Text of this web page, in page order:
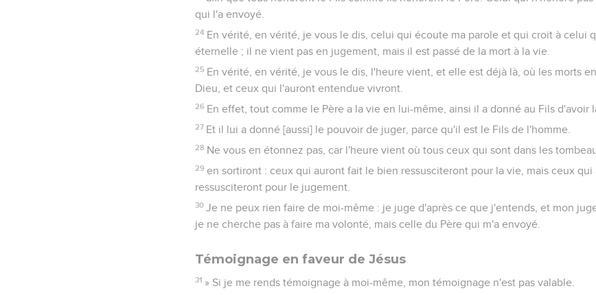
qui l'a envoyé.
24 En vérité, en vérité, je vous le dis, celui qui écoute ma parole et qui croit à celui
éternelle ; il ne vient pas en jugement, mais il est passé de la mort à la vie.
25 En vérité, en vérité, je vous le dis, l'heure vient, et elle est déjà là, où les morts
Dieu, et ceux qui l'auront entendue vivront.
26 En effet, tout comme le Père a la vie en lui-même, ainsi il a donné au Fils d'avoir
27 Et il lui a donné [aussi] le pouvoir de juger, parce qu'il est le Fils de l'homme.
28 Ne vous en étonnez pas, car l'heure vient où tous ceux qui sont dans les
29 en sortiront : ceux qui auront fait le bien ressusciteront pour la vie, mais ceux qui
ressusciteront pour le jugement.
30 Je ne peux rien faire de moi-même : je juge d'après ce que j'entends, et mon
je ne cherche pas à faire ma volonté, mais celle du Père qui m'a envoyé.
Témoignage en faveur de Jésus
31 » Si je me rends témoignage à moi-même, mon témoignage n'est pas valable.